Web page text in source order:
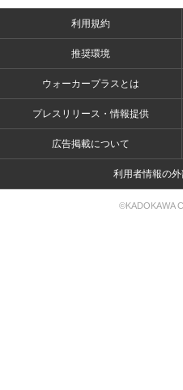
利用規約
推奨環境
ウォーカープラスとは
プレスリリース・情報提供
広告掲載について
利用者情報の
©KADOKAWA